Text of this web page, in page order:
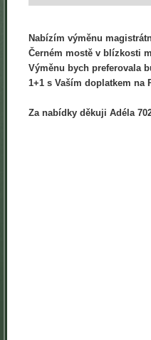
Nabízím výměnu
Černém mostě v blízkosti
Výměnu bych preferovala
1+1 s Vaším doplatkem na
Za nabídky děkuji Adéla